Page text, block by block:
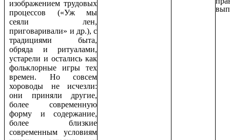
изображением трудовых
процессов («Уж мы
сеяли лен,
приговаривали» и др.), с
традициями быта,
обряда и ритуалами,
устарели и остались как
фольклорные игры тех
времен. Но совсем
хороводы не исчезли:
они приняли другие,
более современную
форму и содержание,
более близкие
современным условиям